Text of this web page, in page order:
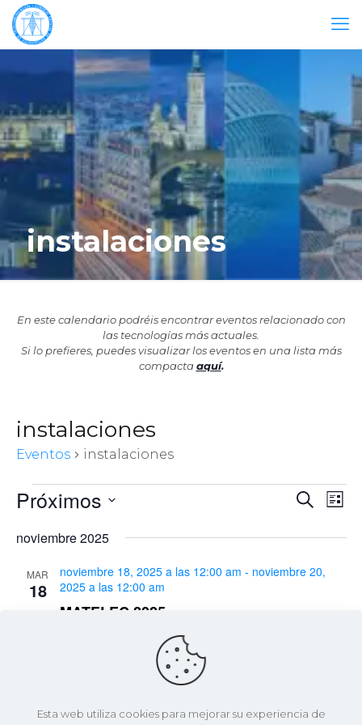
instalaciones
En este calendario podréis encontrar eventos relacionado con
las tecnologías más actuales.
Si lo prefieres, puedes visualizar los eventos en una lista más
compacta aquí.
instalaciones
Eventos instalaciones
Eventos
y
Buscar
de
de
Próximos
la
noviembre 2025
MAR
18
MATELEC 2025
noviembre 18, 2025 a las 12:00 am - noviembre 20,
2025 a las 12:00 am
Av. del Partenón, 5, Madrid, Spain
Eventos
anterior(es) Hoy Eventos
siguiente(s)
Esta web utiliza cookies para mejorar su experiencia de